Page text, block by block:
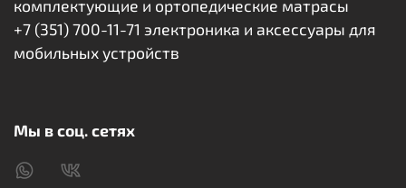
Короб из ППУ
Бурлет
комплектующие и ортопедические матрасы
+7 (351) 700-11-71 электроника и аксессуары для
мобильных устройств
Мы в соц. сетях